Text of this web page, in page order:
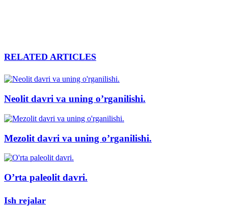
RELATED ARTICLES
Neolit davri va uning o’rganilishi.
Mezolit davri va uning o’rganilishi.
O’rta paleolit davri.
Ish rejalar